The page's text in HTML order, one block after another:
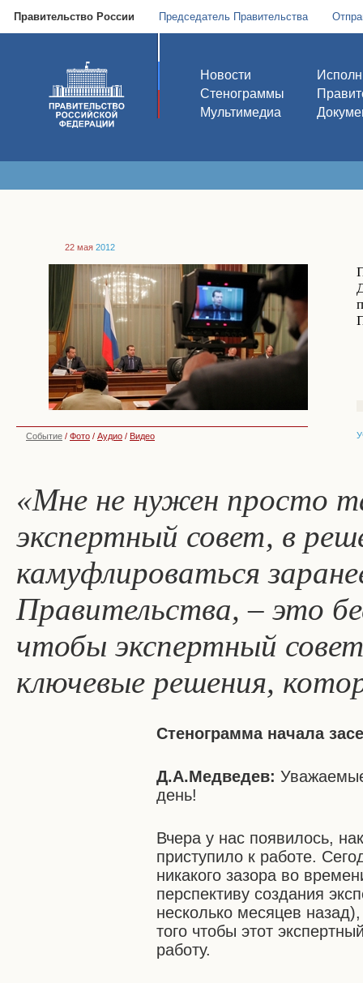
Правительство России Председатель Правительства
Новости
Стенограммы
Мультимедиа
22 мая 2012
Событие / Фото / Аудио / Видео
«Мне не нужен просто
экспертный совет, в
камуфлироваться
Правительства, – это
чтобы экспертный
ключевые решения,
Стенограмма начала
Д.А.Медведев:
день!
Вчера у нас появилось,
приступило к работе.
никакого зазора во
перспективу создания
несколько месяцев
того чтобы этот
работу.